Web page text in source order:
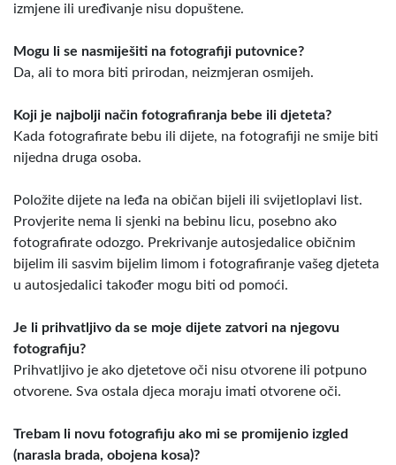
izmjene ili uređivanje nisu dopuštene.
Mogu li se nasmiješiti na fotografiji putovnice?
Da, ali to mora biti prirodan, neizmjeran osmijeh.
Koji je najbolji način fotografiranja bebe ili djeteta?
Kada fotografirate bebu ili dijete, na fotografiji ne smije biti
nijedna druga osoba.
Položite dijete na leđa na običan bijeli ili svijetloplavi list.
Provjerite nema li sjenki na bebinu licu, posebno ako
fotografirate odozgo. Prekrivanje autosjedalice običnim
bijelim ili sasvim bijelim limom i fotografiranje vašeg djeteta
u autosjedalici također mogu biti od pomoći.
Je li prihvatljivo da se moje dijete zatvori na njegovu
fotografiju?
Prihvatljivo je ako djetetove oči nisu otvorene ili potpuno
otvorene. Sva ostala djeca moraju imati otvorene oči.
Trebam li novu fotografiju ako mi se promijenio izgled
(narasla brada, obojena kosa)?